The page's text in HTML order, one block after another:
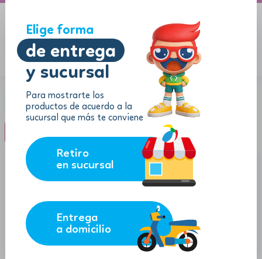
Elige forma
de entrega
y sucursal
Para mostrarte los
productos de acuerdo a la
sucursal que más te conviene
Retiro
en sucursal
Entrega
a domicilio
Marca:Hape
15.39 $35.51
31.96